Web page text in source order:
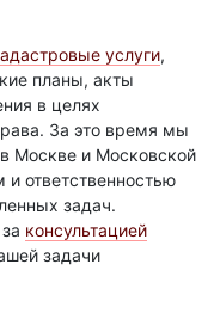
услуги,
планы, акты
в целях
За это время мы
в Москве и Московской
и ответственностью
задач.
консультацией
задачи